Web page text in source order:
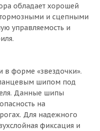
обладает хорошей
и сцепными
управляемость и
форме «звездочки».
шипом под
Данные шипы
на
Для надежного
фиксация и